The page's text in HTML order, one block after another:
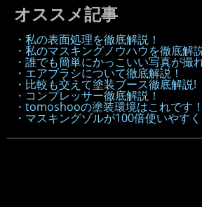
オススメ記事
・私の表面処理を徹底解説！
・私のマスキングノウハウを徹底解
・誰でも簡単にかっこいい写真が撮
・エアブラシについて徹底解説！
・比較も交えて塗装ブース徹底解説!
・コンプレッサー徹底解説！
・tomoshooの塗装環境はこれです！
・マスキングゾルが100倍使いやす